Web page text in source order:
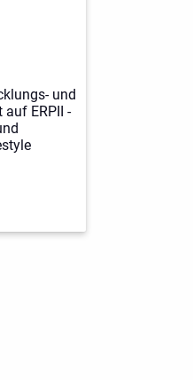
und
ERPII -